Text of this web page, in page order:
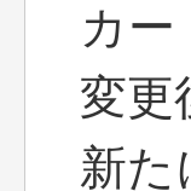
カ
変更
新た